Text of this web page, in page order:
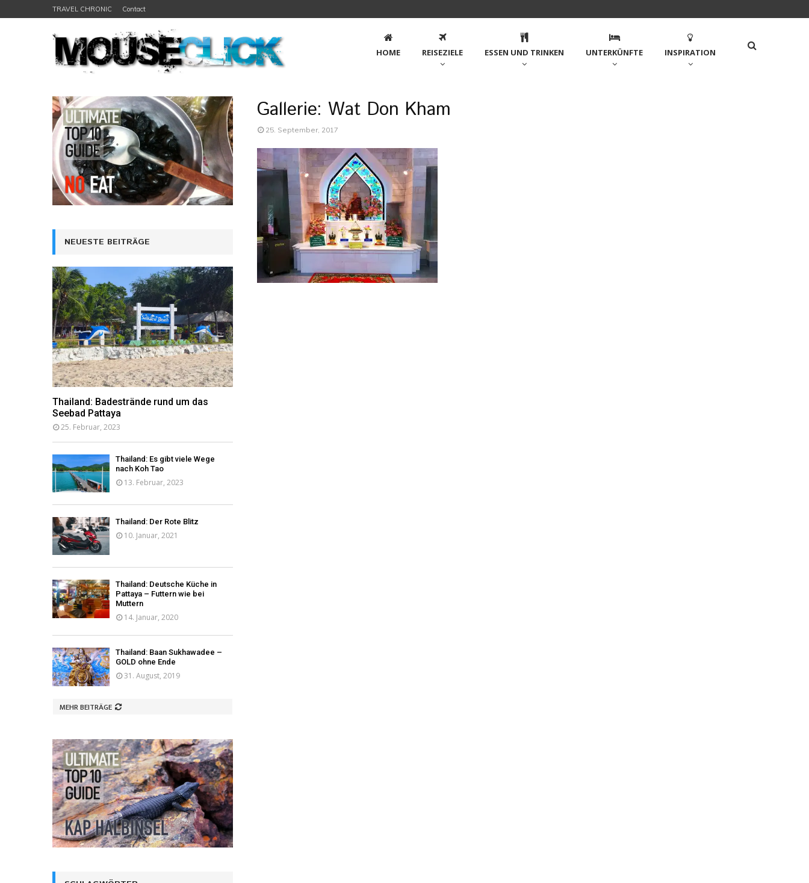
TRAVEL CHRONIC Contact
HOME REISEZIELE ESSEN UND TRINKEN UNTERKÜNFTE INSPIRATION
Gallerie: Wat Don Kham
25. September, 2017
NEUESTE BEITRÄGE
Thailand: Badestrände rund um das
Seebad Pattaya
25. Februar, 2023
Thailand: Es gibt viele Wege
nach Koh Tao
13. Februar, 2023
Thailand: Der Rote Blitz
10. Januar, 2021
Thailand: Deutsche Küche in
Pattaya – Futtern wie bei
Muttern
14. Januar, 2020
Thailand: Baan Sukhawadee –
GOLD ohne Ende
31. August, 2019
MEHR BEITRÄGE